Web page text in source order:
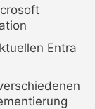
Entra